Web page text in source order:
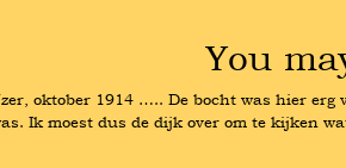
You
oktober 1914 ….. De bocht was hier erg
Ik moest dus de dijk over om te kijken